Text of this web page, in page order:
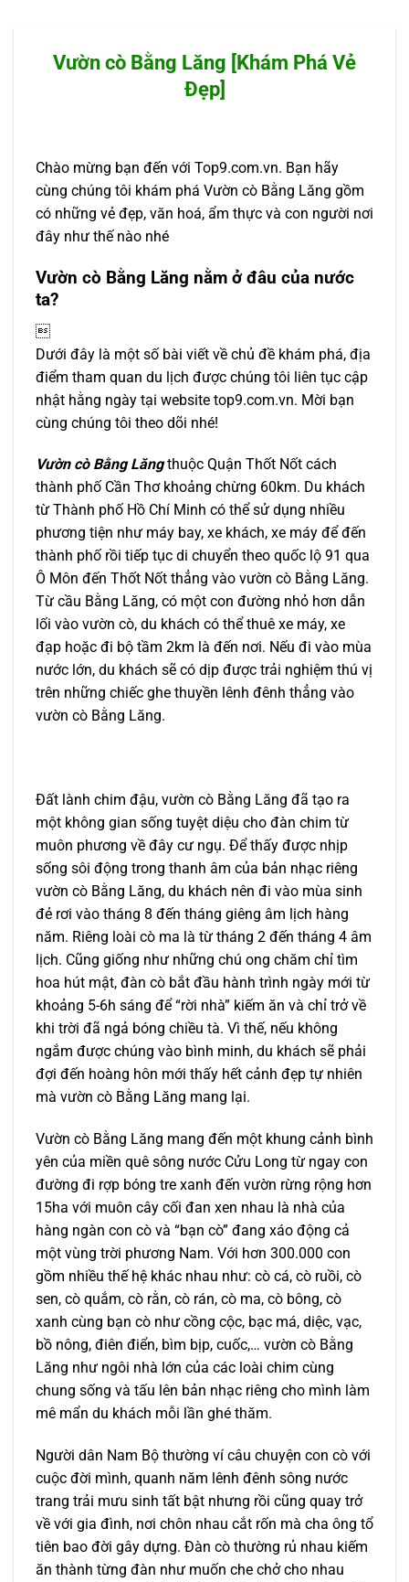
Vườn cò Bằng Lăng [Khám Phá Vẻ
Đẹp]
Chào mừng bạn đến với Top9.com.vn. Bạn hãy
cùng chúng tôi khám phá Vườn cò Bằng Lăng gồm
có những vẻ đẹp, văn hoá, ẩm thực và con người nơi
đây như thế nào nhé
Vườn cò Bằng Lăng nằm ở đâu của nước
ta?

Dưới đây là một số bài viết về chủ đề khám phá, địa
điểm tham quan du lịch được chúng tôi liên tục cập
nhật hằng ngày tại website top9.com.vn. Mời bạn
cùng chúng tôi theo dõi nhé!
Vườn cò Bằng Lăngthuộc Quận Thốt Nốt cách
thành phố Cần Thơ khoảng chừng 60km. Du khách
từ Thành phố Hồ Chí Minh có thể sử dụng nhiều
phương tiện như máy bay, xe khách, xe máy để đến
thành phố rồi tiếp tục di chuyển theo quốc lộ 91 qua
Ô Môn đến Thốt Nốt thẳng vào vườn cò Bằng Lăng.
Từ cầu Bằng Lăng, có một con đường nhỏ hơn dẫn
lối vào vườn cò, du khách có thể thuê xe máy, xe
đạp hoặc đi bộ tầm 2km là đến nơi. Nếu đi vào mùa
nước lớn, du khách sẽ có dịp được trải nghiệm thú vị
trên những chiếc ghe thuyền lênh đênh thẳng vào
vườn cò Bằng Lăng.
Đất lành chim đậu, vườn cò Bằng Lăng đã tạo ra
một không gian sống tuyệt diệu cho đàn chim từ
muôn phương về đây cư ngụ. Để thấy được nhịp
sống sôi động trong thanh âm của bản nhạc riêng
vườn cò Bằng Lăng, du khách nên đi vào mùa sinh
đẻ rơi vào tháng 8 đến tháng giêng âm lịch hàng
năm. Riêng loài cò ma là từ tháng 2 đến tháng 4 âm
lịch. Cũng giống như những chú ong chăm chỉ tìm
hoa hút mật, đàn cò bắt đầu hành trình ngày mới từ
khoảng 5-6h sáng để “rời nhà” kiếm ăn và chỉ trở về
khi trời đã ngả bóng chiều tà. Vì thế, nếu không
ngắm được chúng vào bình minh, du khách sẽ phải
đợi đến hoàng hôn mới thấy hết cảnh đẹp tự nhiên
mà vườn cò Bằng Lăng mang lại.
Vườn cò Bằng Lăng mang đến một khung cảnh bình
yên của miền quê sông nước Cửu Long từ ngay con
đường đi rợp bóng tre xanh đến vườn rừng rộng hơn
15ha với muôn cây cối đan xen nhau là nhà của
hàng ngàn con cò và “bạn cò” đang xáo động cả
một vùng trời phương Nam. Với hơn 300.000 con
gồm nhiều thế hệ khác nhau như: cò cá, cò ruồi, cò
sen, cò quắm, cò rằn, cò rán, cò ma, cò bông, cò
xanh cùng bạn cò như cồng cộc, bạc má, diệc, vạc,
bồ nông, điên điển, bìm bịp, cuốc,… vườn cò Bằng
Lăng như ngôi nhà lớn của các loài chim cùng
chung sống và tấu lên bản nhạc riêng cho mình làm
mê mẩn du khách mỗi lần ghé thăm.
Người dân Nam Bộ thường ví câu chuyện con cò với
cuộc đời mình, quanh năm lênh đênh sông nước
trang trải mưu sinh tất bật nhưng rồi cũng quay trở
về với gia đình, nơi chôn nhau cắt rốn mà cha ông tổ
tiên bao đời gây dựng. Đàn cò thường rủ nhau kiếm
ăn thành từng đàn như muốn che chở cho nhau